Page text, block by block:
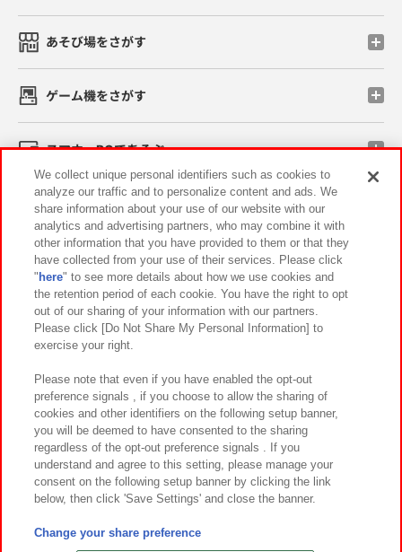
あそび場をさがす
ゲーム機をさがす
スマホ・PCであそぶ
イベント・キャンペーン
関連会社 サステナビリティ サイトポリシー
プライバシーポリシー ウェブアクセシビリティ方針と検証結果
お取引先さまとともに
カスタマーハラスメント対応方針 よくあるご質問・お問い合わせ
©Bandai Namco Amusement Inc.
©Bandai Namco Amusement Lab Inc.
We collect unique personal identifiers such as cookies to
analyze our traffic and to personalize content and ads. We
share information about your use of our website with our
analytics and advertising partners, who may combine it with
other information that you have provided to them or that they
have collected from your use of their services. Please click
" here" to see more details about how we use cookies and
the retention period of each cookie. You have the right to opt
out of our sharing of your information with our partners.
Please click [Do Not Share My Personal Information] to
exercise your right.
Please note that even if you have enabled the opt-out
preference signals , if you choose to allow the sharing of
cookies and other identifiers on the following setup banner,
you will be deemed to have consented to the sharing
regardless of the opt-out preference signals . If you
understand and agree to this setting, please manage your
consent on the following setup banner by clicking the link
below, then click 'Save Settings' and close the banner.
Change your share preference